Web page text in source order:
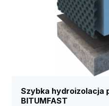
Szybka hydroizolacja
BITUMFAST